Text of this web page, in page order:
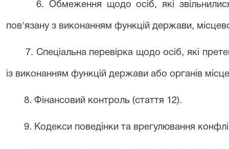
6. Обмеження щодо осіб, які
пов'язану з виконанням функцій держави,
7. Спеціальна перевірка щодо осіб, які
із виконанням функцій держави або органів
8. Фінансовий контроль (стаття 12).
9. Кодекси поведінки та врегулювання